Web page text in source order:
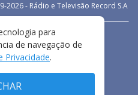
2026- Rádio e Televisão Record S.A
PRIVACIDADE
DE USO
para
de navegação de
Privacidade.